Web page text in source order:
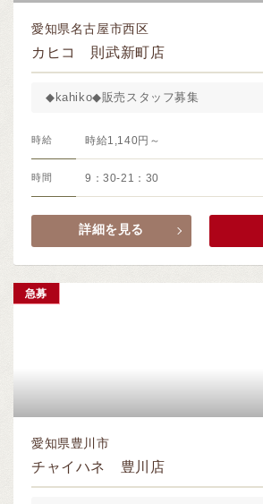
愛知県名古屋市西区
カヒコ 則武新町店
◆kahiko◆販売スタッフ募集
時給 時給1,140円～
時間 9：30-21：30
詳細を見る
愛知県豊川市
チャイハネ 豊川店
急募